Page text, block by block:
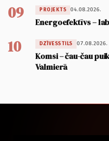
09 PROJEKTS 04.08.2026.
Energoefektīvs –
10 DZĪVESSTILS 07.08.2026.
Komsi – čau-čau
Valmierā